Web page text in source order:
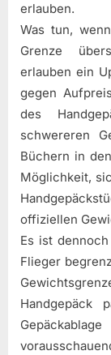
erlauben.
Was tun,
Grenze
erlauben ein
gegen
des
schwereren
Büchern in
Möglichkeit,
offiziellen
Es ist
Flieger
Handgepäck